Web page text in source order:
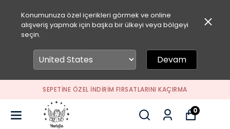
Konumunuza özel içerikleri görmek ve online
alışveriş yapmak için başka bir ülkeyi veya bölgeyi
seçin.
Devam
SEPETİNE ÖZEL İNDİRİM FIRSATLARINI KAÇIRMA
0